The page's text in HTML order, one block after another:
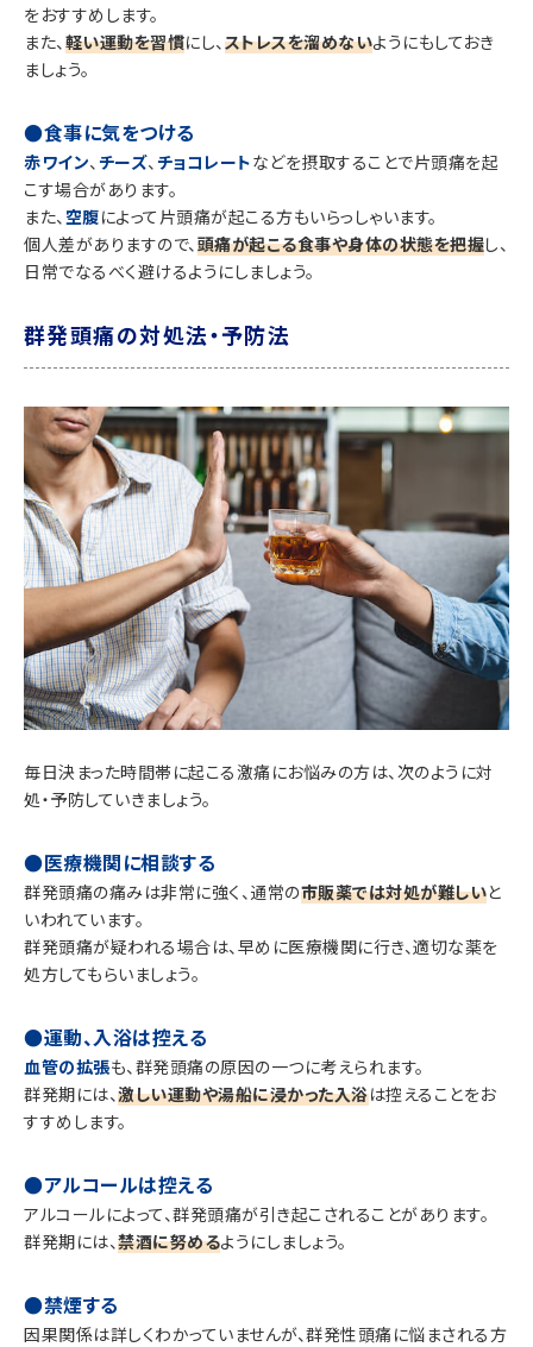
をおすすめします。
また、 軽い運動を習慣にし、 ストレスを溜めないようにもしておき
ましょう。
●食事に気をつける
赤ワイン、 チーズ、 チョコレートなどを摂取することで片頭痛を起
こす場合があります。
また、 空腹によって片頭痛が起こる方もいらっしゃいます。
個人差がありますので、 頭痛が起こる食事や身体の状態を把握し、
日常でなるべく避けるようにしましょう。
群発頭痛の対処法・予防法
毎日決まった時間帯に起こる激痛にお悩みの方は、次のように対
処・予防していきましょう。
●医療機関に相談する
群発頭痛の痛みは非常に強く、通常の市販薬では対処が難しいと
いわれています。
群発頭痛が疑われる場合は、早めに医療機関に行き、適切な薬を
処方してもらいましょう。
●運動、入浴は控える
血管の拡張も、群発頭痛の原因の一つに考えられます。
群発期には、激しい運動や湯船に浸かった入浴は控えることをお
すすめします。
●アルコールは控える
アルコールによって、群発頭痛が引き起こされることがあります。
群発期には、禁酒に努めるようにしましょう。
●禁煙する
因果関係は詳しくわかっていませんが、群発性頭痛に悩まされる方